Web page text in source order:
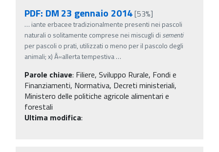
PDF: DM 23 gennaio 2014[53%]
… iante erbacee tradizionalmente presenti nei pascoli
naturali o solitamente comprese nei miscugli di sementi
per pascoli o prati, utilizzati o meno per il pascolo degli
animali; x) Â«allerta tempestiva…
Parole chiave: Filiere, Sviluppo Rurale, Fondi e
Finanziamenti, Normativa, Decreti ministeriali,
Ministero delle politiche agricole alimentari e
forestali
Ultima modifica: